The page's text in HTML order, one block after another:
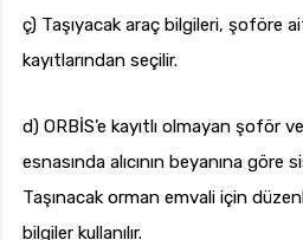
ç) Taşıyacak araç bilgileri, şoföre
kayıtlarından seçilir.
d) ORBİS’e kayıtlı olmayan şoför
esnasında alıcının beyanına göre
Taşınacak orman emvali için
bilgiler kullanılır.